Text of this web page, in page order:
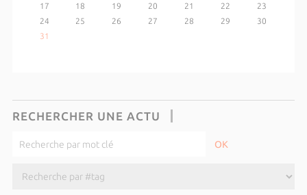
17
18 19 20 21 22
23
24
25 26 27 28 29
30
31
RECHERCHER UNE ACTU